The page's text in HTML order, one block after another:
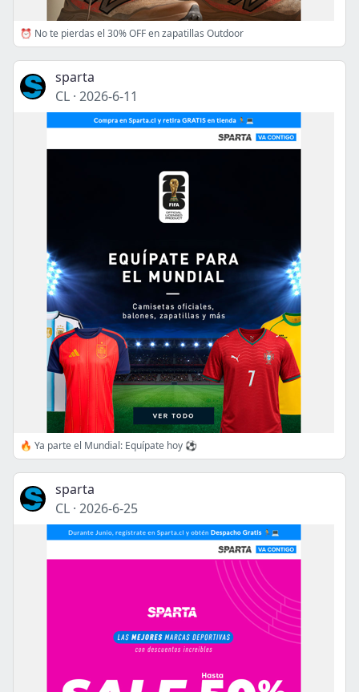
⏰ No te pierdas el 30% OFF en zapatillas Outdoor
sparta
CL · 2026-6-11
🔥 Ya parte el Mundial: Equípate hoy ⚽
sparta
CL · 2026-6-25